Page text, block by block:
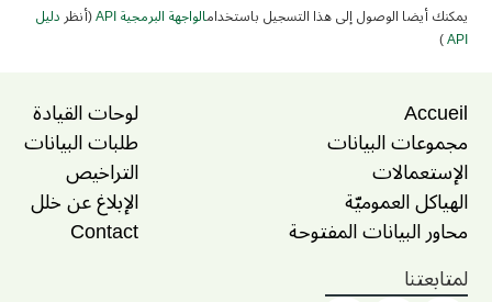
يمكنك أيضا الوصول إلى هذا التسجيل باستخدامالواجهة البرمجية API (أنظردليل
API
)
Accueil
مجموعات البيانات
الإستعمالات
الهياكل العموميّة
محاور البيانات المفتوحة
لوحات القيادة
طلبات البيانات
التراخيص
الإبلاغ عن خلل
Contact
لمتابعتنا